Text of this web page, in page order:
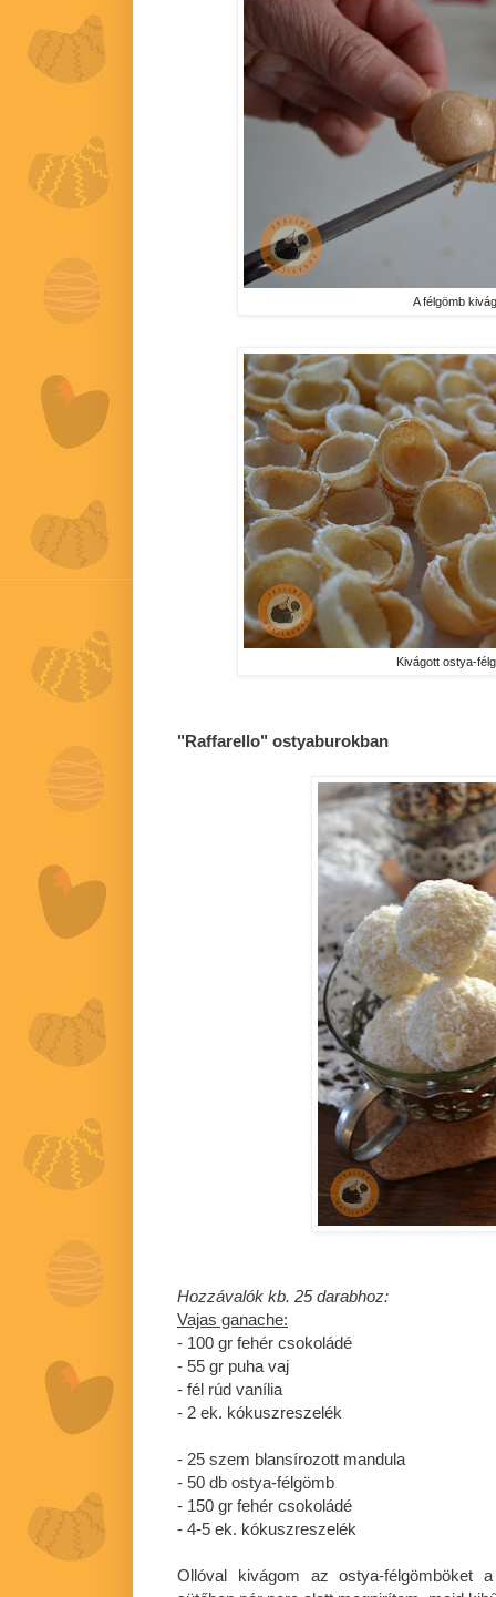
A félgömb
Kivágott ostya-
"Raffarello" ostyaburokban
Hozzávalók kb. 25 darabhoz:
Vajas ganache:
- 100 gr fehér csokoládé
- 55 gr puha vaj
- fél rúd vanília
- 2 ek. kókuszreszelék
- 25 szem blansírozott mandula
- 50 db ostya-félgömb
- 150 gr fehér csokoládé
- 4-5 ek. kókuszreszelék
Ollóval kivágom az ostya-félgömböket